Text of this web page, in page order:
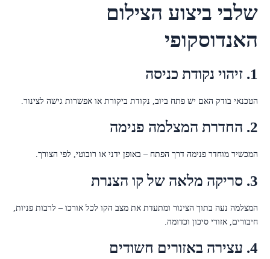
שלבי ביצוע הצילום
האנדוסקופי
1. זיהוי נקודת כניסה
הטכנאי בודק האם יש פתח ביוב, נקודת ביקורת או אפשרות גישה לצינור.
2. החדרת המצלמה פנימה
המכשיר מוחדר פנימה דרך הפתח – באופן ידני או רובוטי, לפי הצורך.
3. סריקה מלאה של קו הצנרת
המצלמה נעה בתוך הצינור ומתעדת את מצב הקו לכל אורכו – לרבות פניות,
חיבורים, אזורי סיכון וכדומה.
4. עצירה באזורים חשודים